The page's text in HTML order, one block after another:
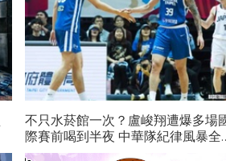
不只水菸館一次？盧峻翔遭爆多場
際賽前喝到半夜 中華隊紀律風暴全
面炸裂